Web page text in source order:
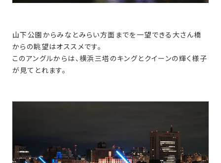
山下公園からみなとみらい方面までを一望できる大さん橋
からの眺望はオススメです。
このアングルからは、横浜三塔のキングとクイーンの輝く様子
が見てとれます。